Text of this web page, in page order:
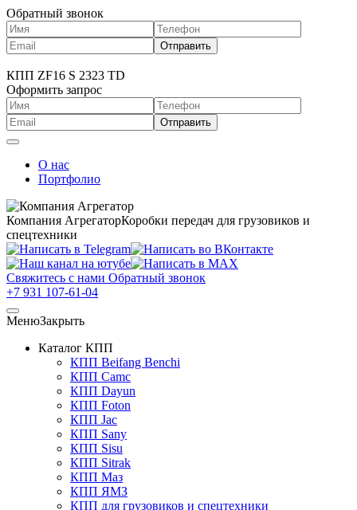
Обратный звонок
КПП ZF16 S 2323 TD
Оформить запрос
О нас
Портфолио
Компания АгрегаторКоробки передач для грузовиков и
спецтехники
Свяжитесь с нами Обратный звонок
+7 931 107-61-04
МенюЗакрыть
Каталог КПП
КПП Beifang Benchi
КПП Camc
КПП Dayun
КПП Foton
КПП Jac
КПП Sany
КПП Sisu
КПП Sitrak
КПП Маз
КПП ЯМЗ
КПП для грузовиков и спецтехники